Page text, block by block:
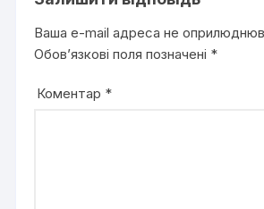
Ваша e-mail адреса не
Обов’язкові поля позначені *
Коментар *